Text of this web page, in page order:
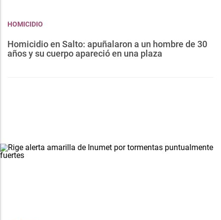
HOMICIDIO
Homicidio en Salto: apuñalaron a un hombre de 30
años y su cuerpo apareció en una plaza